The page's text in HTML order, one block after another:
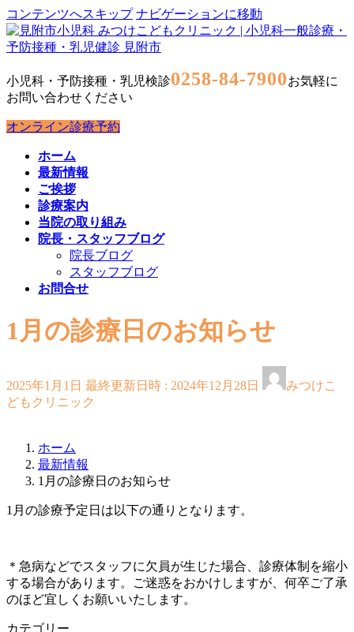
コンテンツへスキップ ナビゲーションに移動
小児科・予防接種・乳児検診0258-84-7900お気軽に
お問い合わせください
オンライン診療予約
ホーム
最新情報
ご挨拶
診療案内
当院の取り組み
院長・スタッフブログ
院長ブログ
スタッフブログ
お問合せ
1月の診療日のお知らせ
2025年1月1日 最終更新日時 : 2024年12月28日
みつけこ
どもクリニック
ホーム
最新情報
1月の診療日のお知らせ
1月の診療予定日は以下の通りとなります。
＊急病などでスタッフに欠員が生じた場合、診療体制を縮小
する場合があります。ご迷惑をおかけしますが、何卒ご了承
のほど宜しくお願いいたします。
カテゴリー